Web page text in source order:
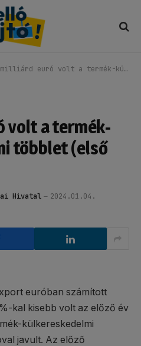
euró volt a termék-külkereskedelmi többlet (első becslés)
volt a termék-
többlet (első
Hivatal
2024.01.04.
euróban számított
kal kisebb volt az előző év
külkereskedelmi
javult. Az előző